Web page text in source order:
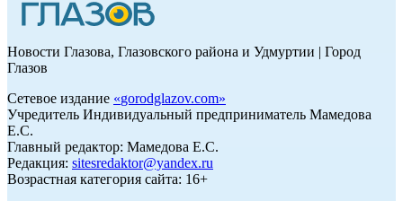
Новости Глазова, Глазовского района и Удмуртии | Город
Глазов
Сетевое издание «gorodglazov.com»
Учредитель Индивидуальный предприниматель Мамедова
Е.С.
Главный редактор: Мамедова Е.С.
Редакция: sitesredaktor@yandex.ru
Возрастная категория сайта: 16+